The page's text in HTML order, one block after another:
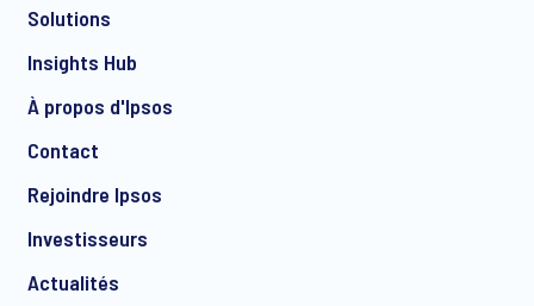
Solutions
Insights Hub
À propos d'Ipsos
Contact
Rejoindre Ipsos
Investisseurs
Actualités